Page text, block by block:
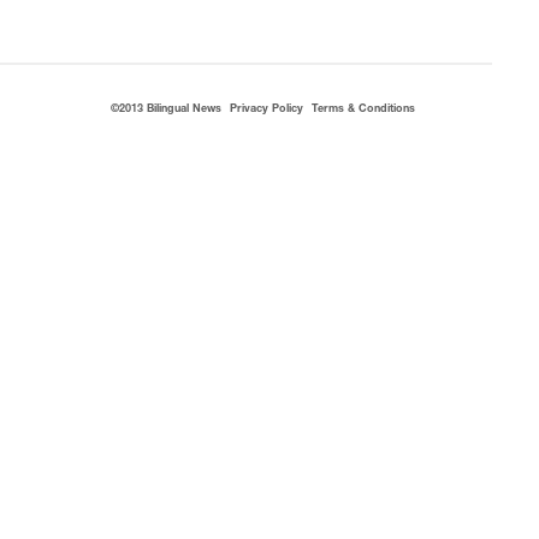
©2013 Bilingual News Privacy Policy Terms & Conditions